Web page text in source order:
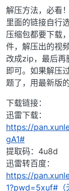
解压方法，必看
里面的链接自行
压缩包都要下载
件，解压出的视
改成zip，最后再
即可。如果解压
题了，用最新版
下载链接：
迅雷下载：
https://
gA1#
提取码：4u8d
迅雷转百度：
https://
1?pwd=5xuf#（